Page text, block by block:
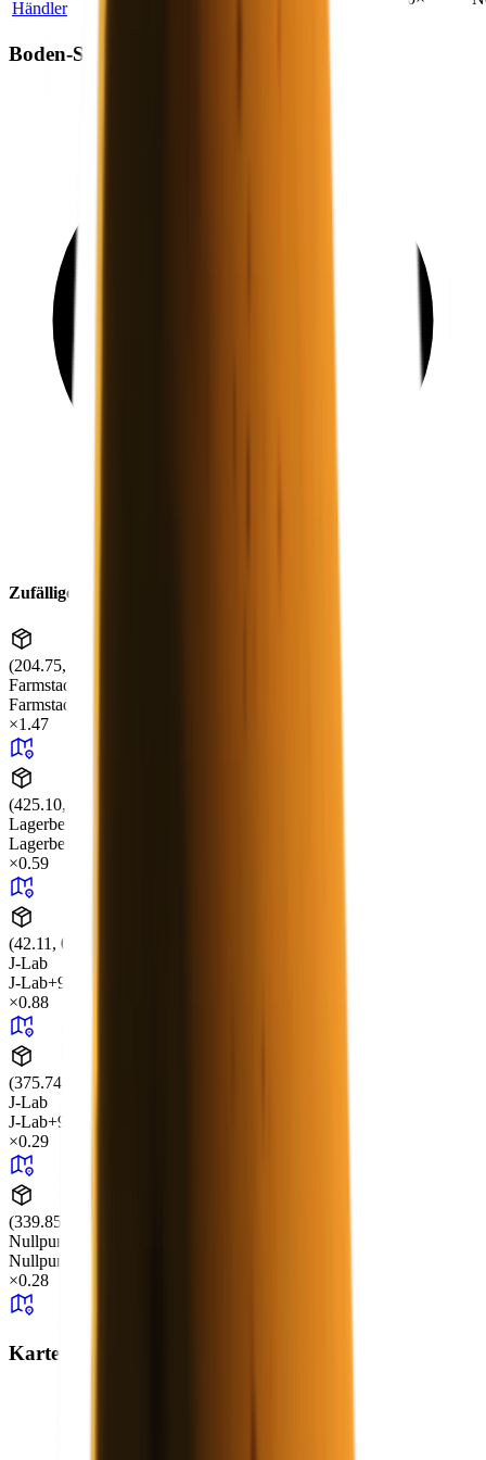
Händler
Boden-Spawn
Zufälliger Drop
(204.75, 2.99, 474.85)
Farmstadt
Farmstadt
×1.47
(425.10, -0.00, 295.81)
Lagerbereich
Lagerbereich
×0.59
(42.11, 0.51, -85.96)
J-Lab
J-Lab+99
×0.88
(375.74, 0.00, 10.88)
J-Lab
J-Lab+99
×0.29
(339.85, 0.29, 279.01)
Nullpunkt
Nullpunkt
×0.28
Karten-Gesamtdrop